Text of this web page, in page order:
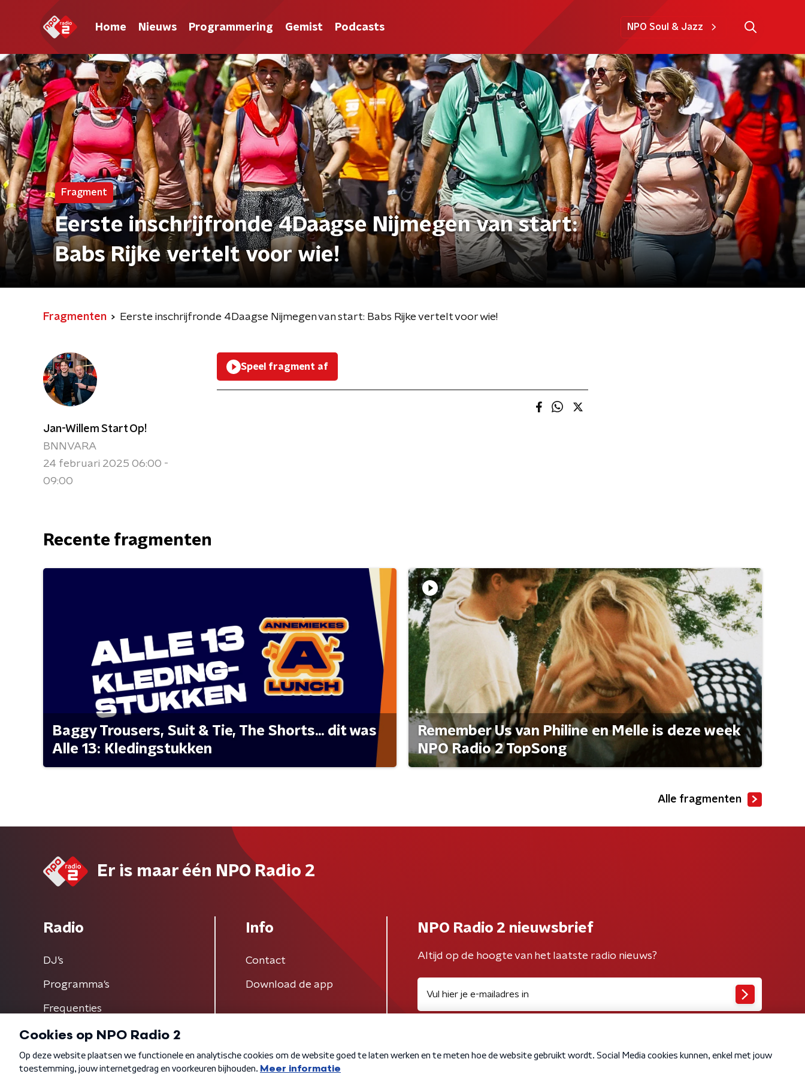
Home Nieuws Programmering Gemist Podcasts NPO Soul & Jazz
Fragment
Eerste inschrijfronde 4Daagse Nijmegen van start:
Babs Rijke vertelt voor wie!
Fragmenten Eerste inschrijfronde 4Daagse Nijmegen van start: Babs Rijke vertelt voor wie!
Jan-Willem Start Op!
BNNVARA
24 februari 2025 06:00 -
09:00
Speel fragment af
Recente fragmenten
Baggy Trousers, Suit & Tie, The Shorts... dit was
Alle 13: Kledingstukken
Remember Us van Philine en Melle is deze week
NPO Radio 2 TopSong
Alle fragmenten
Er is maar één NPO Radio 2
Radio
DJ’s
Programma's
Frequenties
Info
Contact
Download de app
NPO Radio 2 nieuwsbrief
Altijd op de hoogte van het laatste radio nieuws?